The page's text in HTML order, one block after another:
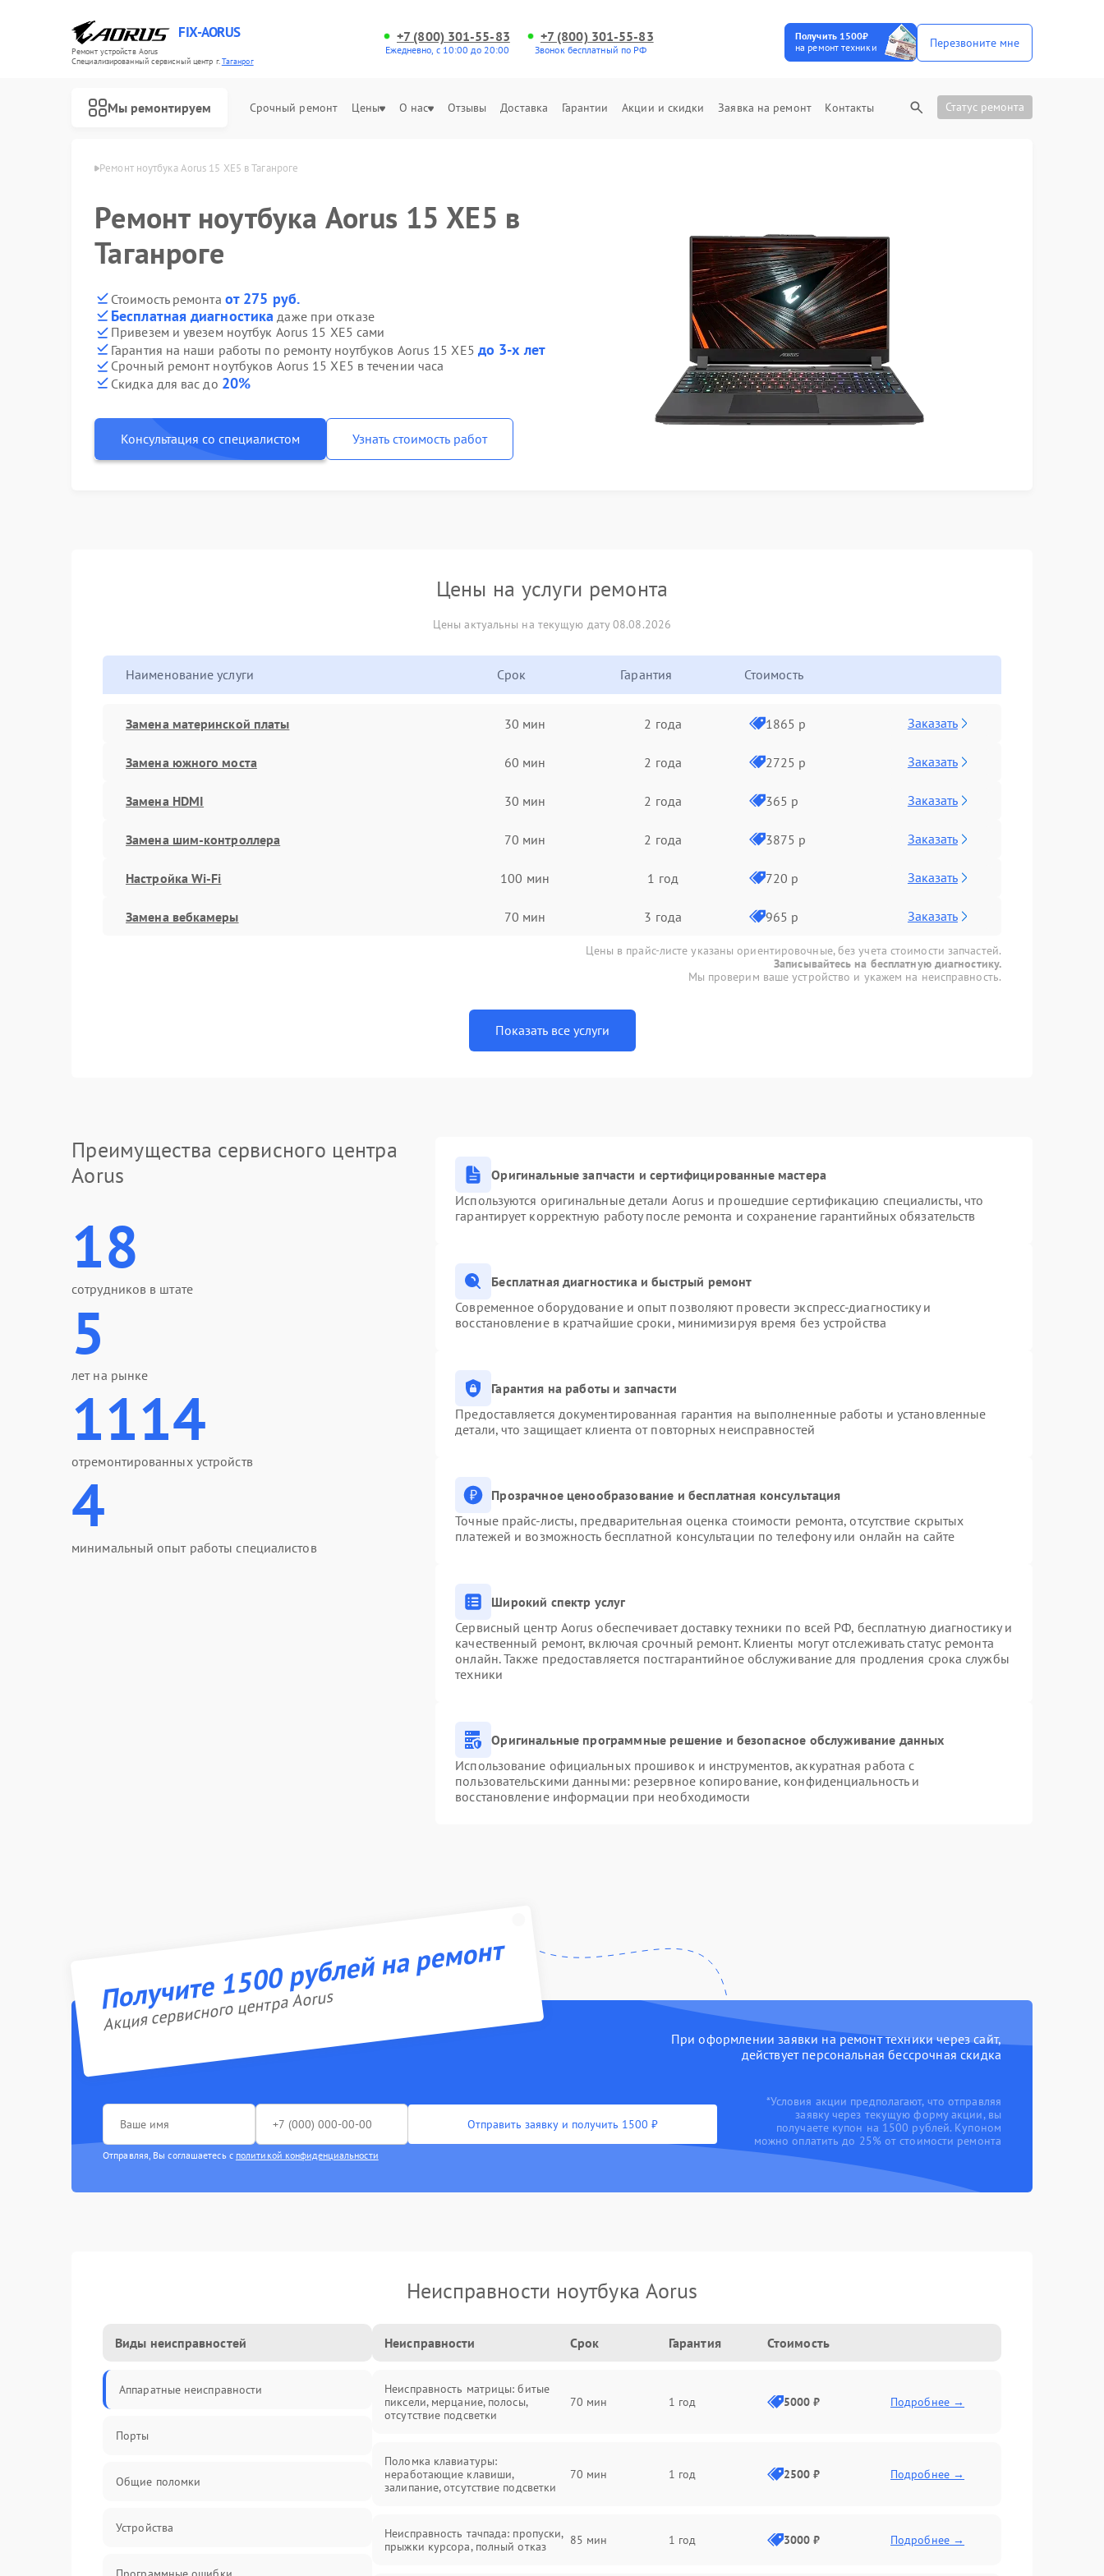
FIX-AORUS
Ремонт устройств Aorus
Специализированный cервисный центр г.Таганрог
+7 (800) 301-55-83
Ежедневно, с 10:00 до 20:00
+7 (800) 301-55-83
Звонок бесплатный по РФ
Получить 1500₽
на ремонт техники
Перезвоните мне
Мы ремонтируем Срочный ремонт Цены О нас Отзывы Доставка Гарантии Акции и скидки Заявка на ремонт Контакты Статус ремонта
Aorus в Таганроге Ремонт ноутбука Aorus 15 XE5 в Таганроге
Ремонт ноутбука Aorus 15 XE5 в
Таганроге
Стоимость ремонта от 275 руб.
Бесплатная диагностика даже при отказе
Привезем и увезем ноутбук Aorus 15 XE5 сами
Гарантия на наши работы по ремонту ноутбуков Aorus 15 XE5 до 3-х лет
Срочный ремонт ноутбуков Aorus 15 XE5 в течении часа
Скидка для вас до 20%
Консультация со специалистом Узнать стоимость работ
Цены на услуги ремонта
Цены актуальны на текущую дату 08.08.2026
Наименование услуги Срок Гарантия Стоимость
Замена материнской платы 30 мин 2 года 1865 р Заказать
Замена южного моста 60 мин 2 года 2725 р Заказать
Замена HDMI 30 мин 2 года 365 р Заказать
Замена шим-контроллера 70 мин 2 года 3875 р Заказать
Настройка Wi-Fi 100 мин 1 год 720 р Заказать
Замена вебкамеры 70 мин 3 года 965 р Заказать
Цены в прайс-листе указаны ориентировочные, без учета стоимости запчастей.
Записывайтесь на бесплатную диагностику.
Мы проверим ваше устройство и укажем на неисправность.
Показать все услуги
Преимущества сервисного центра
Aorus
18
сотрудников в штате
5
лет на рынке
1114
отремонтированных устройств
4
минимальный опыт работы специалистов
Оригинальные запчасти и сертифицированные мастера
Используются оригинальные детали Aorus и прошедшие сертификацию специалисты, что
гарантирует корректную работу после ремонта и сохранение гарантийных обязательств
Бесплатная диагностика и быстрый ремонт
Современное оборудование и опыт позволяют провести экспресс-диагностику и
восстановление в кратчайшие сроки, минимизируя время без устройства
Гарантия на работы и запчасти
Предоставляется документированная гарантия на выполненные работы и установленные
детали, что защищает клиента от повторных неисправностей
Прозрачное ценообразование и бесплатная консультация
Точные прайс-листы, предварительная оценка стоимости ремонта, отсутствие скрытых
платежей и возможность бесплатной консультации по телефону или онлайн на сайте
Широкий спектр услуг
Сервисный центр Aorus обеспечивает доставку техники по всей РФ, бесплатную диагностику и
качественный ремонт, включая срочный ремонт. Клиенты могут отслеживать статус ремонта
онлайн. Также предоставляется постгарантийное обслуживание для продления срока службы
техники
Оригинальные программные решение и безопасное обслуживание данных
Использование официальных прошивок и инструментов, аккуратная работа с
пользовательскими данными: резервное копирование, конфиденциальность и
восстановление информации при необходимости
Получите 1500 рублей на ремонт
Акция сервисного центра Aorus
При оформлении заявки на ремонт техники через сайт,
действует персональная бессрочная скидка
Отправить заявку и получить 1500 ₽
Отправляя, Вы соглашаетесь с политикой конфиденциальности
*Условия акции предполагают, что отправляя
заявку через текущую форму акции, вы
получаете купон на 1500 рублей. Купоном
можно оплатить до 25% от стоимости ремонта
Неисправности ноутбука Aorus
Виды неисправностей
Аппаратные неисправности
Порты
Общие поломки
Устройства
Неисправности Срок Гарантия Стоимость
Неисправность матрицы: битые
пиксели, мерцание, полосы,
отсутствие подсветки
70 мин 1 год 5000 ₽ Подробнее →
Поломка клавиатуры:
неработающие клавиши,
залипание, отсутствие подсветки
70 мин 1 год 2500 ₽ Подробнее →
Неисправность тачпада: пропуски,
прыжки курсора, полный отказ
85 мин 1 год 3000 ₽ Подробнее →